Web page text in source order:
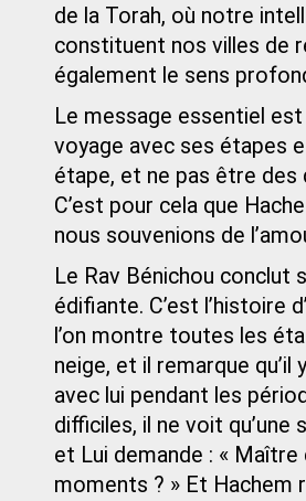
de la Torah, où notre
constituent nos villes de
également le sens
Le message essentiel
voyage avec ses étapes
étape, et ne pas être des
C’est pour cela que
nous souvenions de
Le Rav Bénichou conclut
édifiante. C’est l’histoire
l’on montre toutes les
neige, et il remarque
avec lui pendant les
difficiles, il ne voit
et Lui demande : « Maître
moments ? » Et Hachem